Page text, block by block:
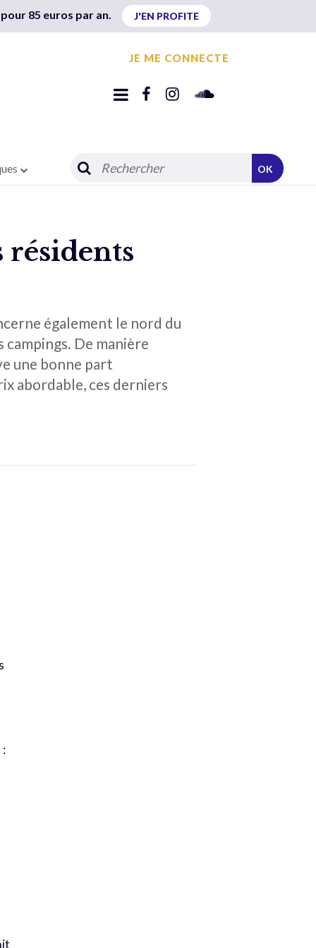
85 euros par an. J'EN PROFITE
JE ME CONNECTE
OK
également le nord du
De manière
une bonne part
abordable, ces derniers